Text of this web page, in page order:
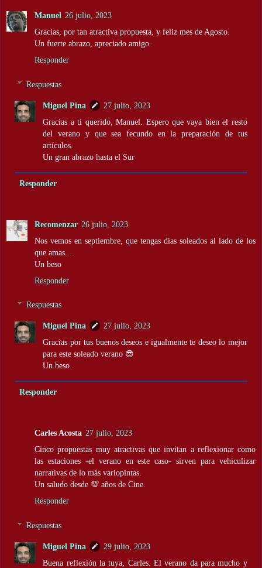
Manuel 26 julio, 2023
Gracias, por tan atractiva propuesta, y feliz mes de Agosto.
Un fuerte abrazo, apreciado amigo.
Responder
Respuestas
Miguel Pina
27 julio, 2023
Gracias a ti querido, Manuel. Espero que vaya bien el resto
del verano y que sea fecundo en la preparación de tus
artículos.
Un gran abrazo hasta el Sur
Responder
Recomenzar 26 julio, 2023
Nos vemos en septiembre, que tengas dias soleados al lado de los
que amas...
Un beso
Responder
Respuestas
Miguel Pina
27 julio, 2023
Gracias por tus buenos deseos e igualmente te deseo lo mejor
para este soleado verano 😎
Un beso.
Responder
Carles Acosta 27 julio, 2023
Cinco propuestas muy atractivas que invitan a reflexionar como
las estaciones -el verano en este caso- sirven para vehiculizar
narrativas de lo más variopintas.
Un saludo desde 💯 años de Cine.
Responder
Respuestas
Miguel Pina
29 julio, 2023
Buena reflexión la tuya, Carles. El verano da para mucho y